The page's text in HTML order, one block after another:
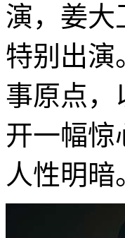
演，姜大
特别出演
事原点，
开一幅惊
人性明暗